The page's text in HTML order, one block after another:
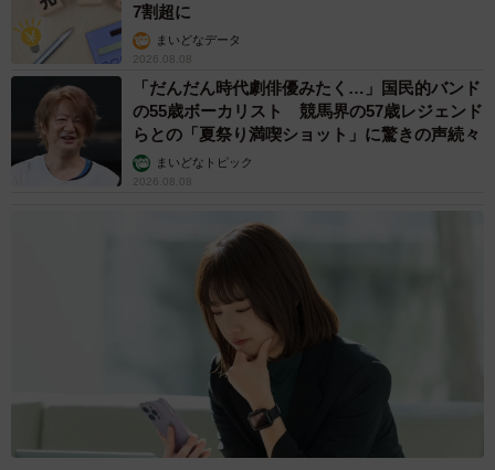
7割超に
まいどなデータ
2026.08.08
「だんだん時代劇俳優みたく…」国民的バンド
の55歳ボーカリスト 競馬界の57歳レジェンド
らとの「夏祭り満喫ショット」に驚きの声続々
まいどなトピック
2026.08.08